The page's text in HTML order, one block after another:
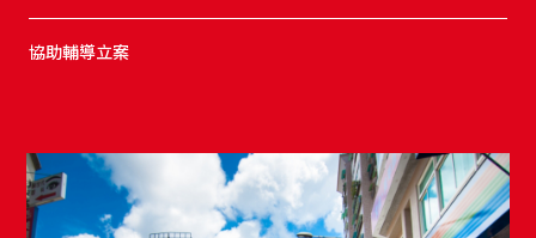
協助輔導立案